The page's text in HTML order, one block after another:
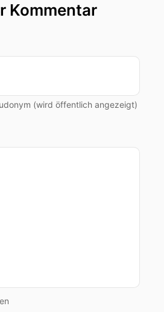
Kommentar
(wird öffentlich angezeigt)